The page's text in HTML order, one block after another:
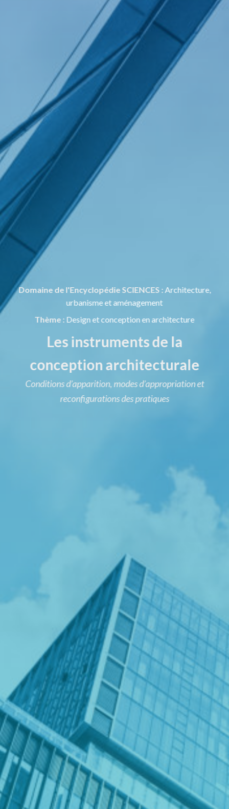
Domaine de l'Encyclopédie SCIENCES : Architecture,
urbanisme et aménagement
Thème : Design et conception en architecture
Les instruments de la
conception architecturale
Conditions d’apparition, modes d’appropriation et
reconfigurations des pratiques